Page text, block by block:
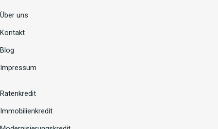
Über uns
Kontakt
Blog
Impressum
Ratenkredit
Immobilienkredit